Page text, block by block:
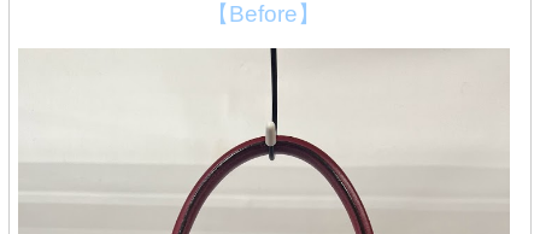
【Before】